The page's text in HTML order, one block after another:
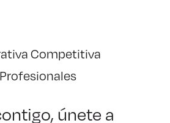
Competitiva
únete a